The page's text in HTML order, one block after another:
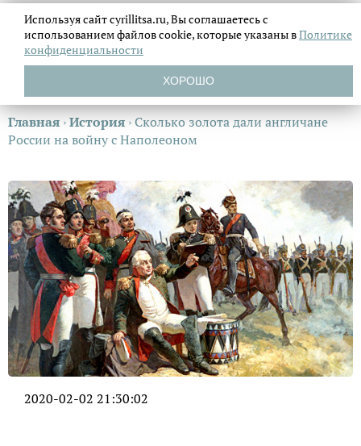
Главная ›История ›Сколько золота дали англичане
России на войну с Наполеоном
2020-02-02 21:30:02
Используя сайт cyrillitsa.ru, Вы соглашаетесь с
использованием файловcookie, которые указаны вПолитике
конфиденциальности
ХОРОШО